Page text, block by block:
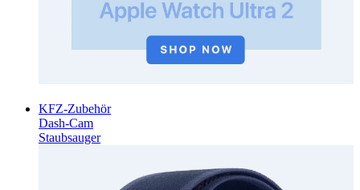
KFZ-Zubehör
Dash-Cam
Staubsauger